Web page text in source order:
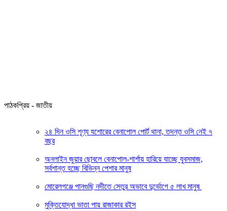
পাঠকপ্রিয় - জাতীয়
২৪ দিন ওসি শূণ্য যশোরের বেনাপোল পোর্ট থানা, তদন্ত ওসি নেই ৭
বছর
অনলাইন জুয়ার ছোবলে বেনাপোল-শার্শায় হারিয়ে যাচ্ছে যুবসমাজ,
সর্বশান্ত হচ্ছে বিভিন্ন পেশার মানুষ
মোরেলগঞ্জে পানগুছি নদীতে সেতুর অভাবে দুর্ভোগে ৫ লাখ মানুষ
মুক্তিযোদ্ধা ভাতা পায় রাজাকার রইস